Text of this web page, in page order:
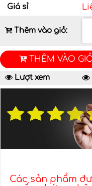
Giá sỉ
Thêm vào giỏ:
THÊM VÀO
Lượt xem
Các sản phẩm